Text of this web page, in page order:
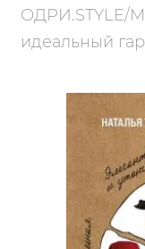
ОДРИ.STYLE/
идеальный